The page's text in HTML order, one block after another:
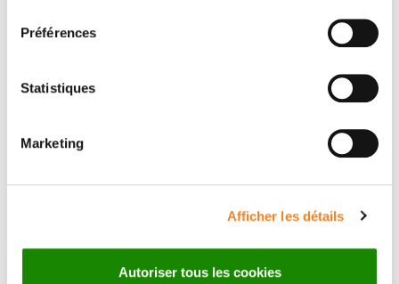
Préférences
Statistiques
Marketing
Afficher les détails
Autoriser tous les cookies